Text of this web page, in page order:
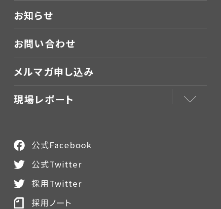
お知らせ
お問い合わせ
メルマガ申し込み
現場レポート
公式Facebook
公式Twitter
採用Twitter
採用ノート